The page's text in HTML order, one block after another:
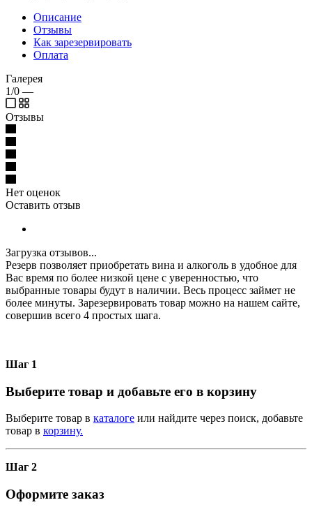
Описание
Отзывы
Как зарезервировать
Оплата
Галерея
1/0 —
Отзывы
Нет оценок
Оставить отзыв
Загрузка отзывов...
Резерв позволяет приобретать вина и алкоголь в удобное для
Вас время по более низкой цене с уверенностью, что
выбранные товары будут в наличии. Весь процесс займет не
более минуты. Зарезервировать товар можно на нашем сайте,
совершив всего 4 простых шага.
Шаг 1
Выберите товар и добавьте его в корзину
Выберите товар в каталоге или найдите через поиск, добавьте
товар в корзину.
Шаг 2
Оформите заказ